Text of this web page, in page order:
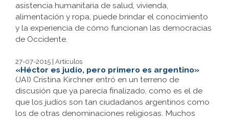
asistencia humanitaria de salud, vivienda,
alimentación y ropa, puede brindar el conocimiento
y la experiencia de cómo funcionan las democracias
de Occidente.
27-07-2015 | Artículos
«Héctor es judío, pero primero es argentino»
(JAI) Cristina Kirchner entró en un terreno de
discusión que ya parecía finalizado, como es el de
que los judíos son tan ciudadanos argentinos como
los de otras denominaciones religiosas. Muchos